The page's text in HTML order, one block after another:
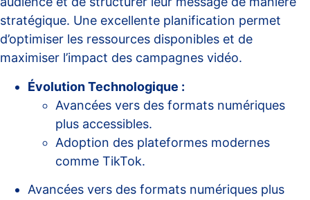
stratégique. Une excellente planification permet
d’optimiser les ressources disponibles et de
maximiser l’impact des campagnes vidéo.
Évolution Technologique :
Avancées vers des formats numériques
plus accessibles.
Adoption des plateformes modernes
comme TikTok.
Avancées vers des formats numériques plus